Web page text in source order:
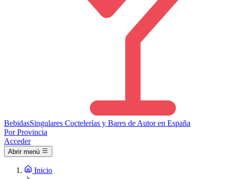
BebidasSingulares Coctelerías y Bares de Autor en España
Por Provincia
Acceder
Abrir menú
Inicio